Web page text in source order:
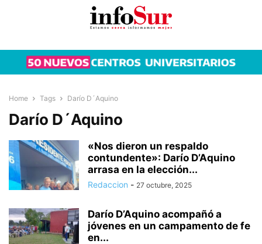
Home Tags Darío D´Aquino
Darío D´Aquino
«Nos dieron un respaldo
contundente»: Darío D’Aquino
arrasa en la elección...
Redaccion - 27 octubre, 2025
Darío D’Aquino acompañó a
jóvenes en un campamento de fe
en...